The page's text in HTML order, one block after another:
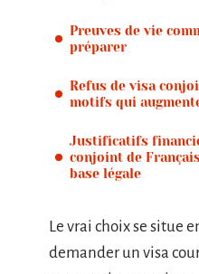
Preuves de vie
préparer
Refus de visa
motifs qui
Justificatifs
conjoint de
base légale
Le vrai choix se situe
demander un visa